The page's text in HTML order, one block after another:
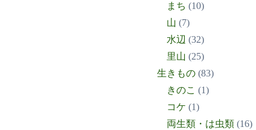
まち (10)
山 (7)
水辺 (32)
里山 (25)
生きもの(83)
きのこ (1)
コケ (1)
両生類・は虫類(16)